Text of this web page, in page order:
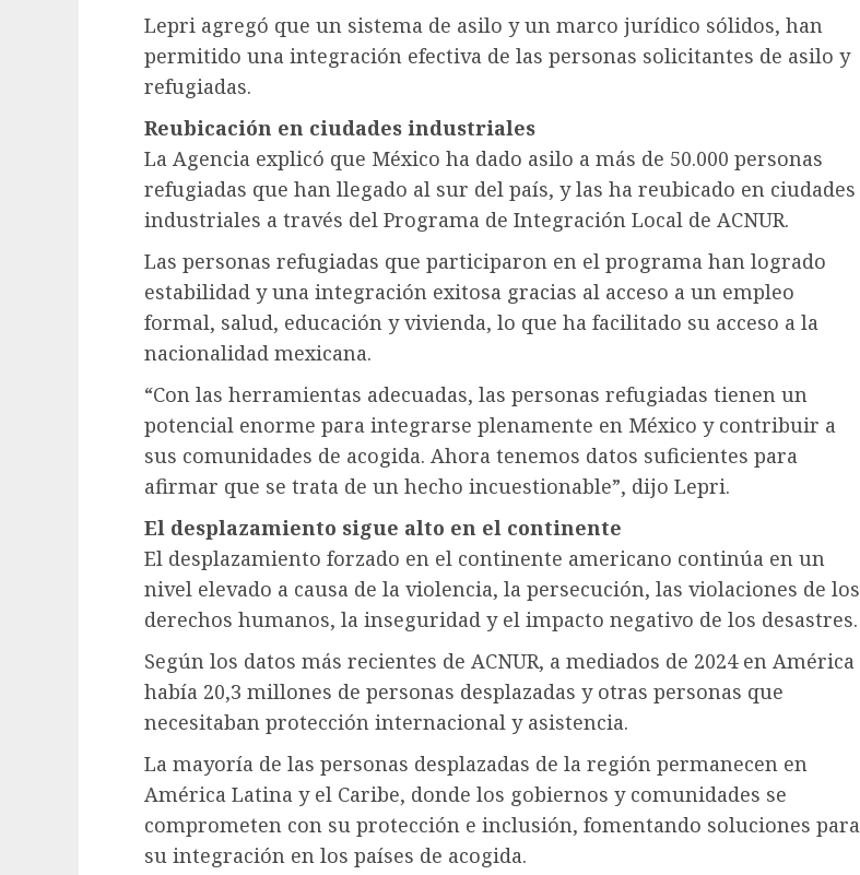
Lepri agregó que un sistema de asilo y un marco jurídico sólidos, han
permitido una integración efectiva de las personas solicitantes de asilo y
refugiadas.
Reubicación en ciudades industriales
La Agencia explicó que México ha dado asilo a más de 50.000 personas
refugiadas que han llegado al sur del país, y las ha reubicado en ciudades
industriales a través del Programa de Integración Local de ACNUR.
Las personas refugiadas que participaron en el programa han logrado
estabilidad y una integración exitosa gracias al acceso a un empleo
formal, salud, educación y vivienda, lo que ha facilitado su acceso a la
nacionalidad mexicana.
“Con las herramientas adecuadas, las personas refugiadas tienen un
potencial enorme para integrarse plenamente en México y contribuir a
sus comunidades de acogida. Ahora tenemos datos suficientes para
afirmar que se trata de un hecho incuestionable”, dijo Lepri.
El desplazamiento sigue alto en el continente
El desplazamiento forzado en el continente americano continúa en un
nivel elevado a causa de la violencia, la persecución, las violaciones de los
derechos humanos, la inseguridad y el impacto negativo de los desastres.
Según los datos más recientes de ACNUR, a mediados de 2024 en América
había 20,3 millones de personas desplazadas y otras personas que
necesitaban protección internacional y asistencia.
La mayoría de las personas desplazadas de la región permanecen en
América Latina y el Caribe, donde los gobiernos y comunidades se
comprometen con su protección e inclusión, fomentando soluciones para
su integración en los países de acogida.